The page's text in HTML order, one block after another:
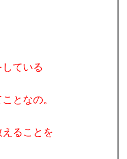
ている
となの。
ることを